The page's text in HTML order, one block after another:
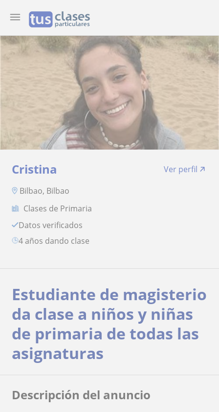
Cristina
Ver perfil
Bilbao, Bilbao
Clases de Primaria
Datos verificados
4 años dando clase
Estudiante de magisterio
da clase a niños y niñas
de primaria de todas las
asignaturas
Descripción del anuncio